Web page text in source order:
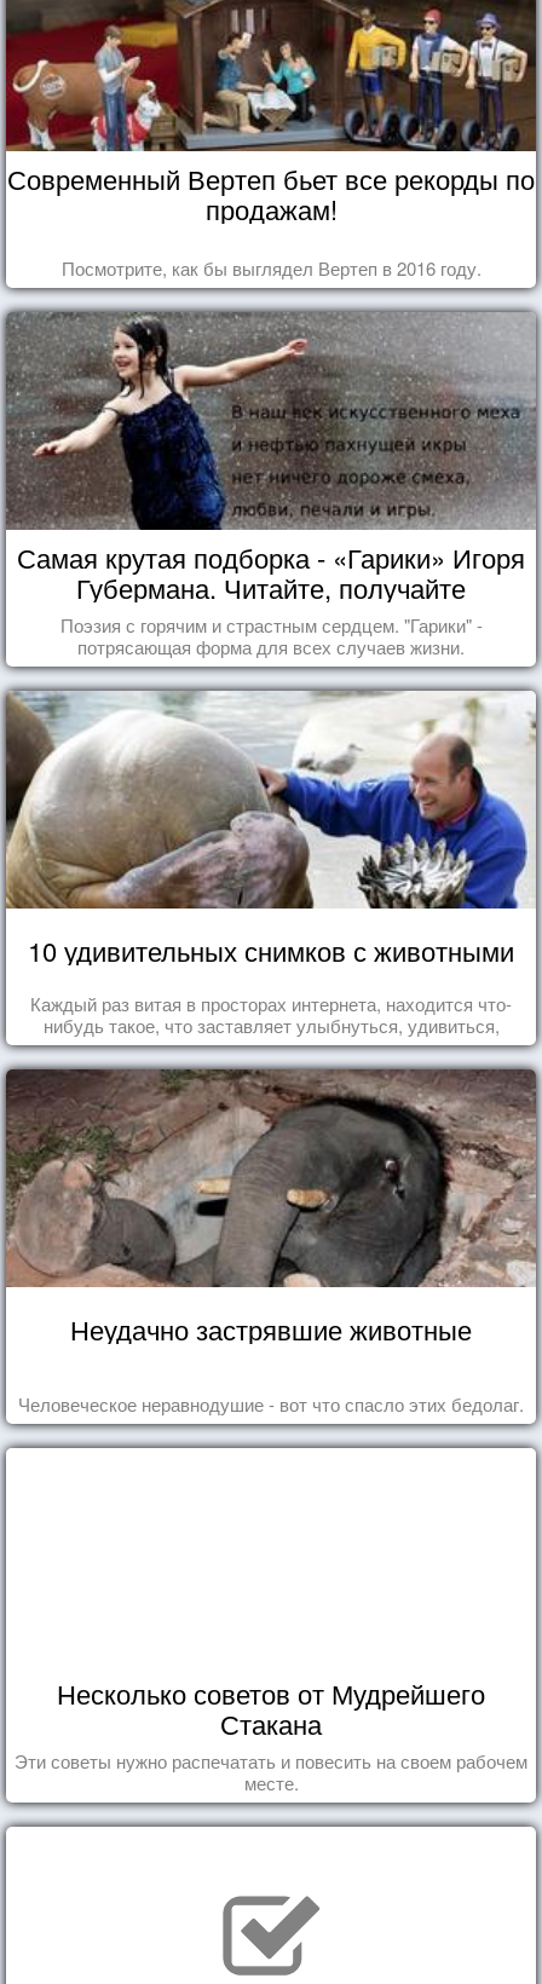
Современный Вертеп бьет все рекорды по
продажам!
Посмотрите, как бы выглядел Вертеп в 2016 году.
Самая крутая подборка - «Гарики» Игоря
Губермана. Читайте, получайте
удовольствие!
Поэзия с горячим и страстным сердцем. "Гарики" -
потрясающая форма для всех случаев жизни.
10 удивительных снимков с животными
Каждый раз витая в просторах интернета, находится что-
нибудь такое, что заставляет улыбнуться, удивиться,
восхититься...
Неудачно застрявшие животные
Человеческое неравнодушие - вот что спасло этих бедолаг.
Несколько советов от Мудрейшего
Стакана
Эти советы нужно распечатать и повесить на своем рабочем
месте.